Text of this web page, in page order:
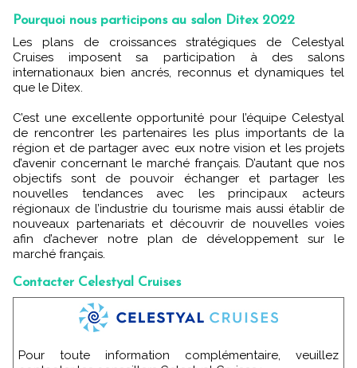
Pourquoi nous participons au salon Ditex 2022
Les plans de croissances stratégiques de Celestyal
Cruises imposent sa participation à des salons
internationaux bien ancrés, reconnus et dynamiques tel
que le Ditex.
C’est une excellente opportunité pour l’équipe Celestyal
de rencontrer les partenaires les plus importants de la
région et de partager avec eux notre vision et les projets
d’avenir concernant le marché français. D’autant que nos
objectifs sont de pouvoir échanger et partager les
nouvelles tendances avec les principaux acteurs
régionaux de l’industrie du tourisme mais aussi établir de
nouveaux partenariats et découvrir de nouvelles voies
afin d’achever notre plan de développement sur le
marché français.
Contacter Celestyal Cruises
Pour toute information complémentaire, veuillez